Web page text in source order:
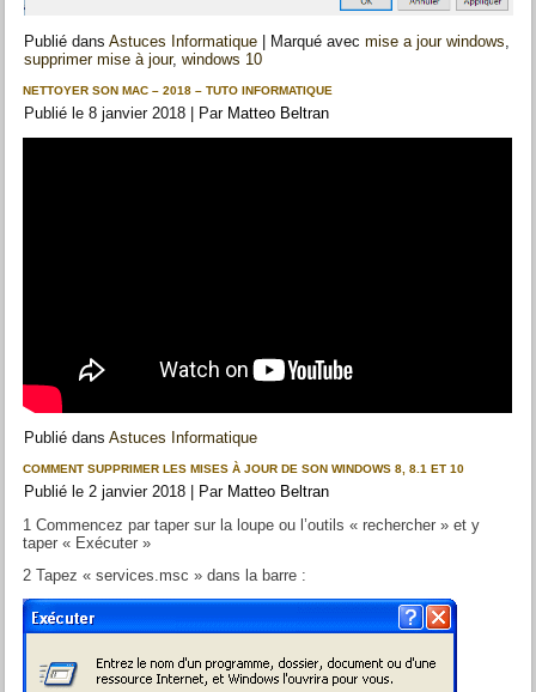
Publié dans Astuces Informatique | Marqué avec mise a jour windows
supprimer mise à jour,windows 10
NETTOYER SON MAC – 2018 – TUTO INFORMATIQUE
Publié le 8 janvier 2018 | Par Matteo Beltran
Publié dans Astuces Informatique
COMMENT SUPPRIMER LES MISES À JOUR DE SON WINDOWS 8, 8.1 ET 10
Publié le 2 janvier 2018 Par Matteo Beltran
1 Commencez par taper sur la loupe ou l’outils « rechercher » et y
taper « Exécuter »
2 Tapez « services.msc » dans la barre :